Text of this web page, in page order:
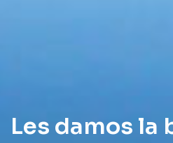
Les damos la